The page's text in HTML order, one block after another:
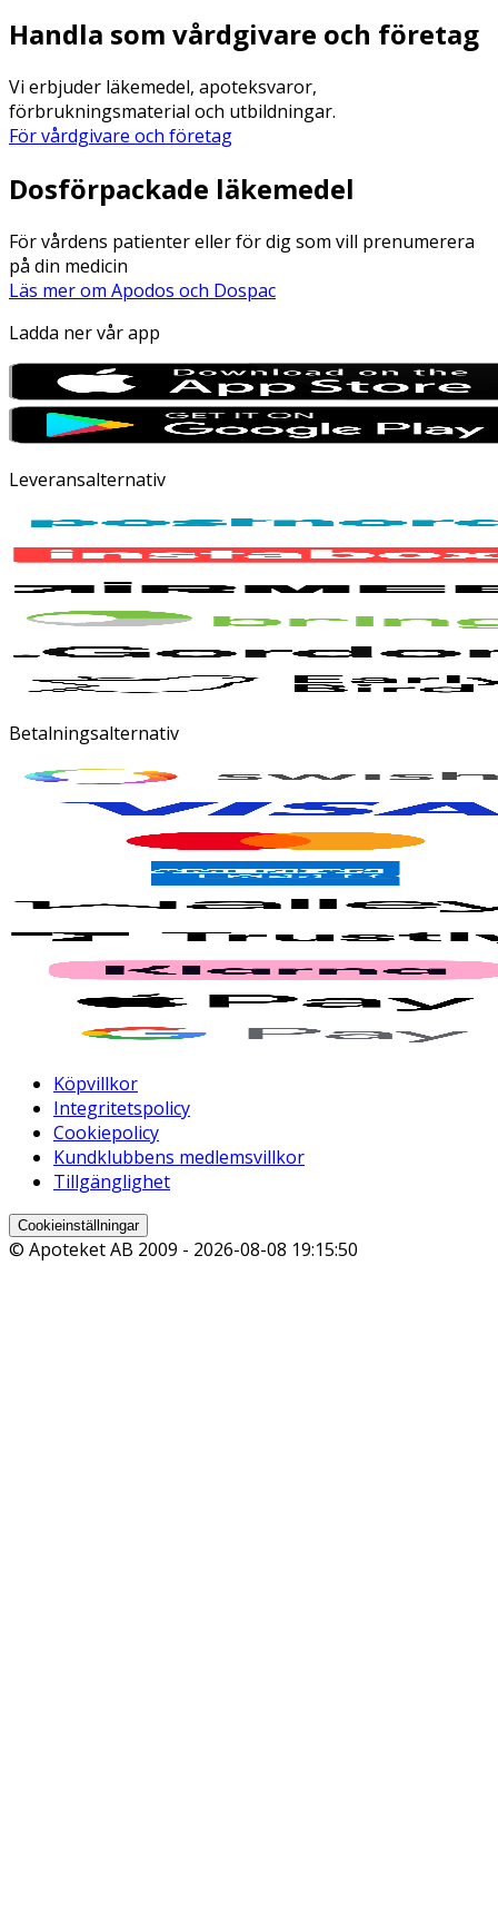
Handla som vårdgivare och företag
Vi erbjuder läkemedel, apoteksvaror,
förbrukningsmaterial och utbildningar.
För vårdgivare och företag
Dosförpackade läkemedel
För vårdens patienter eller för dig som vill prenumerera
på din medicin
Läs mer om Apodos och Dospac
Ladda ner vår app
Leveransalternativ
Betalningsalternativ
Köpvillkor
Integritetspolicy
Cookiepolicy
Kundklubbens medlemsvillkor
Tillgänglighet
Cookieinställningar
© Apoteket AB 2009 - 2026-08-08 19:15:50